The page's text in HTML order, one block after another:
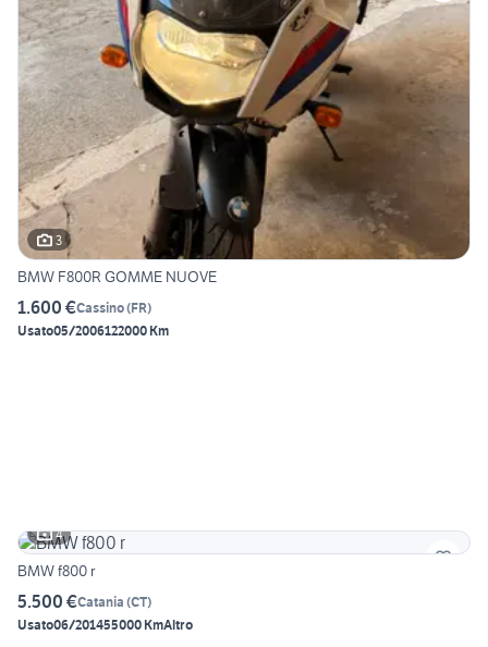
3
BMW F800R GOMME NUOVE
1.600 €Cassino(FR)
Usato05/2006122000 Km
4
BMW f800 r
5.500 €Catania (CT)
Usato06/201455000 KmAltro